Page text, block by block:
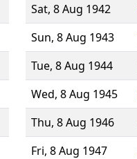
Sat, 8 Aug 1942
Sun, 8 Aug 1943
Tue, 8 Aug 1944
Wed, 8 Aug 1945
Thu, 8 Aug 1946
Fri, 8 Aug 1947